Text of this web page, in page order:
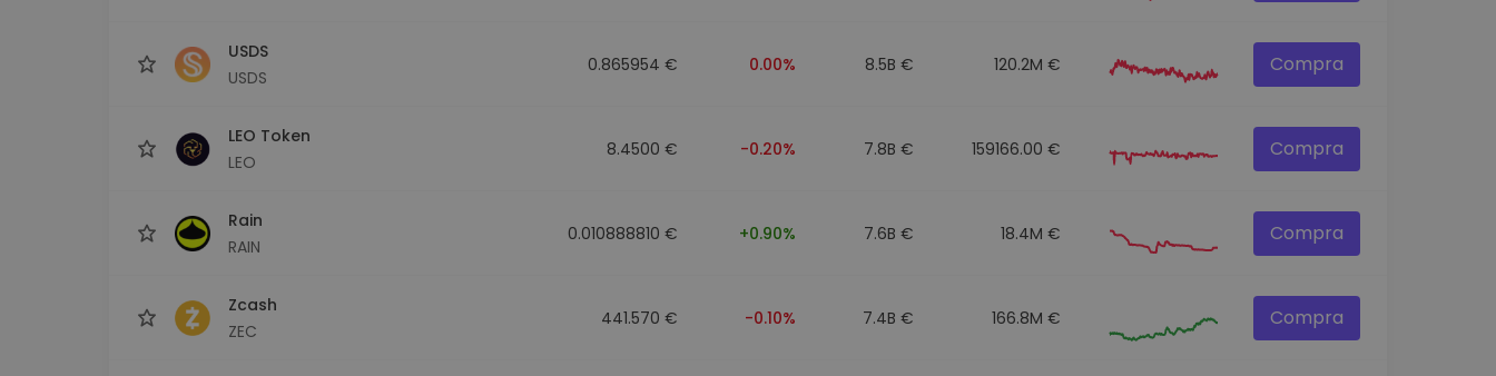
USDS
USDS
0.865954 € 0.00% 8.5B € 120.2M € Compra
LEO Token
LEO
8.4500 € -0.20% 7.8B € 159166.00 € Compra
Rain
RAIN
0.010888810 € +0.90% 7.6B € 18.4M € Compra
Zcash
ZEC
441.570 € -0.10% 7.4B € 166.8M € Compra